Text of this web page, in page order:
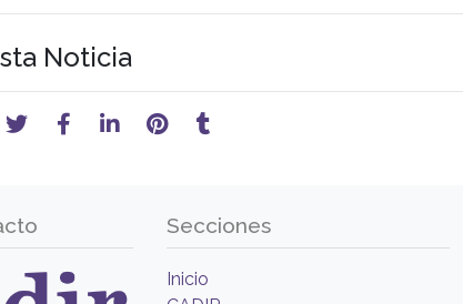
Noticia
Secciones
Inicio